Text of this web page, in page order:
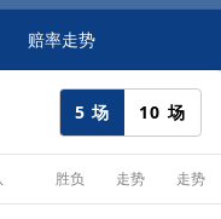
赔率走势
5 场 10 场
胜负 走势 走势